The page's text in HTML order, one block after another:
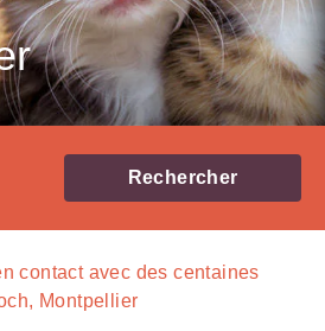
Rechercher
contact avec des centaines
Montpellier